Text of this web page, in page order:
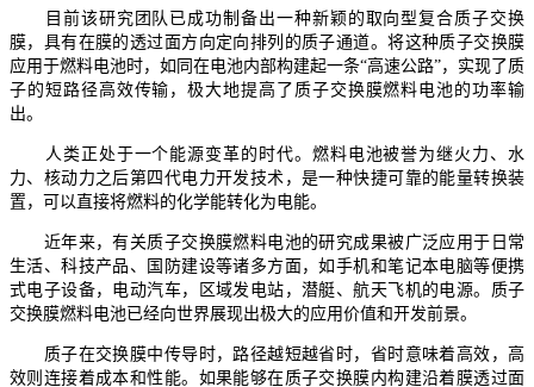
目前该研究团队已成功制备出一种新颖的取向型复合质子交换
膜，具有在膜的透过面方向定向排列的质子通道。将这种质子交换膜
应用于燃料电池时，如同在电池内部构建起一条“高速公路”，实现了质
子的短路径高效传输，极大地提高了质子交换膜燃料电池的功率输
出。
人类正处于一个能源变革的时代。燃料电池被誉为继火力、水
力、核动力之后第四代电力开发技术，是一种快捷可靠的能量转换装
置，可以直接将燃料的化学能转化为电能。
近年来，有关质子交换膜燃料电池的研究成果被广泛应用于日常
生活、科技产品、国防建设等诸多方面，如手机和笔记本电脑等便携
式电子设备，电动汽车，区域发电站，潜艇、航天飞机的电源。质子
交换膜燃料电池已经向世界展现出极大的应用价值和开发前景。
质子在交换膜中传导时，路径越短越省时，省时意味着高效，高
效则连接着成本和性能。如果能够在质子交换膜内构建沿着膜透过面